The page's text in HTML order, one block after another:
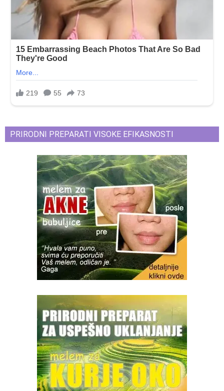
PRIRODNI PREPARATI VISOKE EFIKASNOSTI